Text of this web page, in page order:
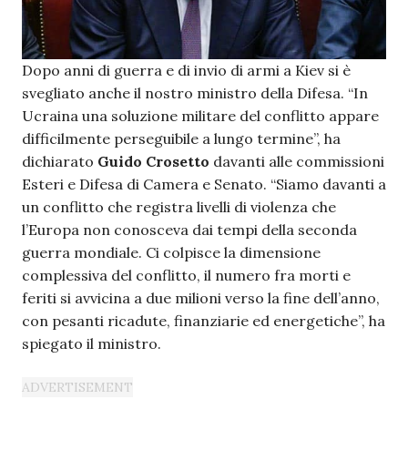
Dopo anni di guerra e di invio di armi a Kiev si è
svegliato anche il nostro ministro della Difesa. “In
Ucraina una soluzione militare del conflitto appare
difficilmente perseguibile a lungo termine”, ha
dichiarato Guido Crosetto davanti alle commissioni
Esteri e Difesa di Camera e Senato. “Siamo davanti a
un conflitto che registra livelli di violenza che
l’Europa non conosceva dai tempi della seconda
guerra mondiale. Ci colpisce la dimensione
complessiva del conflitto, il numero fra morti e
feriti si avvicina a due milioni verso la fine dell’anno,
con pesanti ricadute, finanziarie ed energetiche”, ha
spiegato il ministro.